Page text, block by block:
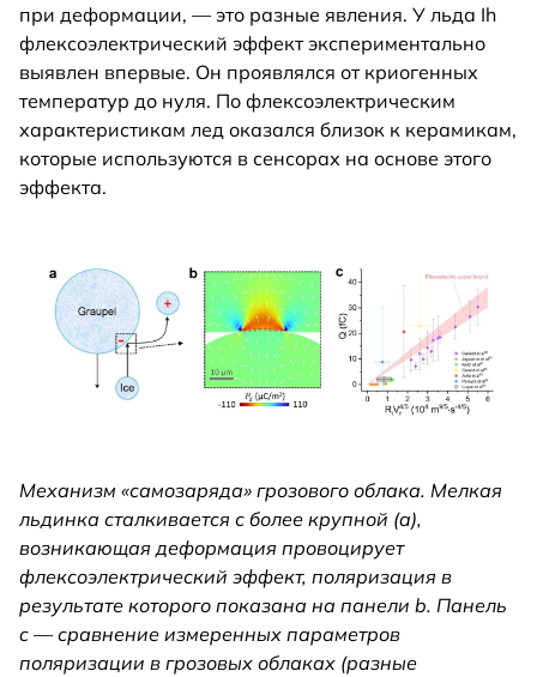
при деформации, — это разные явления. У льда Ih
флексоэлектрический эффект экспериментально
выявлен впервые. Он проявлялся от криогенных
температур до нуля. По флексоэлектрическим
характеристикам лед оказался близок к керамикам,
которые используются в сенсорах на основе этого
эффекта.
Механизм «самозаряда» грозового облака. Мелкая
льдинка сталкивается с более крупной (a),
возникающая деформация провоцирует
флексоэлектрический эффект, поляризация в
результате которого показана на панели b. Панель
c — сравнение измеренных параметров
поляризации в грозовых облаках (разные